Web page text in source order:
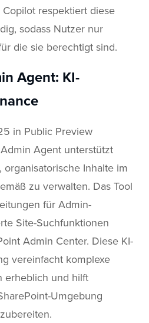
respektiert diese
sodass Nutzer nur
die sie berechtigt sind.
Agent: KI-
in Public Preview
Agent unterstützt
Inhalte im
zu verwalten. Das Tool
für Admin-
Site-Suchfunktionen
Admin Center. Diese KI-
vereinfacht komplexe
erheblich und hilft
Umgebung